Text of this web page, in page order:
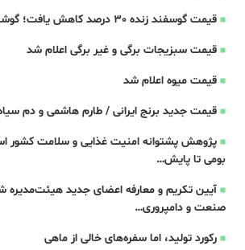
قیمت گوسفند زنده 30 درصد کاهش یافت؛ گوشت ارزان نشد
قیمت سبزیجات برگی و غیر برگی اعلام شد
قیمت میوه اعلام شد
قیمت جدید برنج ایرانی / طارم هاشمی و دم
پژوهش پشتوانه امنیت غذایی و سلامت کشور
بومی تا پایش…
آیین تکریم و معارفه اعضای جدید
صنعت و دامپروری…
رکورد تولید، اما سفره‌های خالی از ماهی